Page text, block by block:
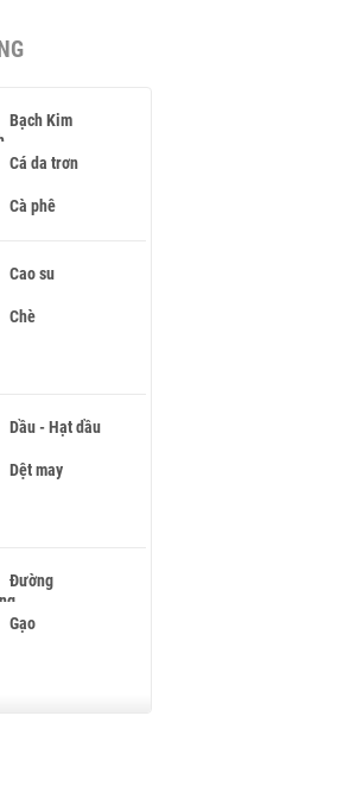
Bạch Kim
Cá da trơn
Cà phê
Cao su
Chè
Dầu - Hạt dầu
Dệt may
Đường
Gạo